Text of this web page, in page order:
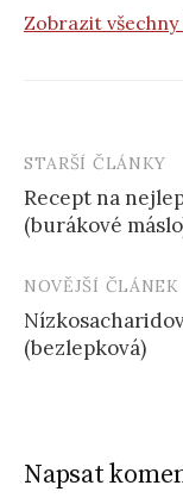
Zobrazit
Post
navigation
STARŠÍ ČLÁNKY
Recept na
(burákové
NOVĚJŠÍ ČLÁNEK
(bezlepková)
Napsat